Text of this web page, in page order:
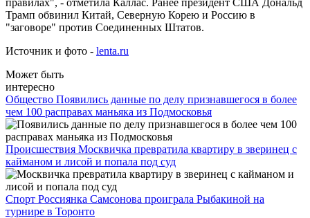
Трамп обвинил Китай, Северную Корею и Россию в
"заговоре" против Соединенных Штатов.
Источник и фото - lenta.ru
Может быть
интересно
Общество Появились данные по делу признавшегося в более
чем 100 расправах маньяка из Подмосковья
Происшествия Москвичка превратила квартиру в зверинец с
кайманом и лисой и попала под суд
Спорт Россиянка Самсонова проиграла Рыбакиной на
турнире в Торонто